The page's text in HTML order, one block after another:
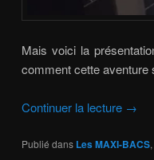
Mais voici la
comment cette aventure
Continuer la lecture →
Publié dans Les MAXI-BACS,